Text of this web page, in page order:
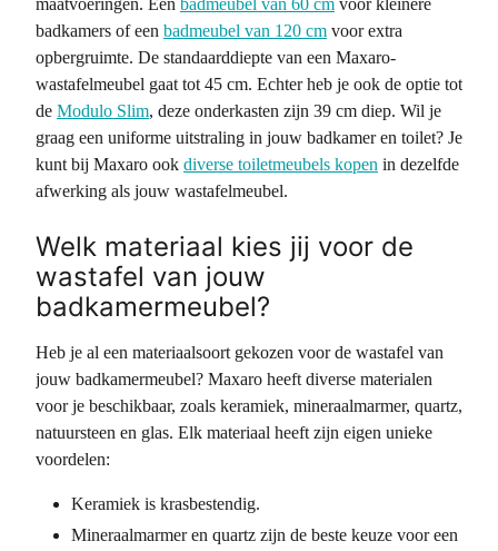
maatvoeringen. Een badmeubel van 60 cm voor kleinere
badkamers of een badmeubel van 120 cm voor extra
opbergruimte. De standaarddiepte van een Maxaro-
wastafelmeubel gaat tot 45 cm. Echter heb je ook de optie tot
de Modulo Slim, deze onderkasten zijn 39 cm diep. Wil je
graag een uniforme uitstraling in jouw badkamer en toilet? Je
kunt bij Maxaro ook diverse toiletmeubels kopen in dezelfde
afwerking als jouw wastafelmeubel.
Welk materiaal kies jij voor de
wastafel van jouw
badkamermeubel?
Heb je al een materiaalsoort gekozen voor de wastafel van
jouw badkamermeubel? Maxaro heeft diverse materialen
voor je beschikbaar, zoals keramiek, mineraalmarmer, quartz,
natuursteen en glas. Elk materiaal heeft zijn eigen unieke
voordelen:
Keramiek is krasbestendig.
Mineraalmarmer en quartz zijn de beste keuze voor een